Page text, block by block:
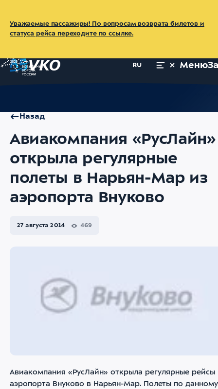
Уважаемые пассажиры! По вопросам возврата билетов и
статуса рейса переходите по ссылке.
RU Меню
Назад
Авиакомпания «РусЛайн»
открыла регулярные
полеты в Нарьян-Мар из
аэропорта Внуково
27 августа 2014 469
Авиакомпания «РусЛайн» открыла регулярные рейсы
аэропорта Внуково в Нарьян-Мар. Полеты по данному